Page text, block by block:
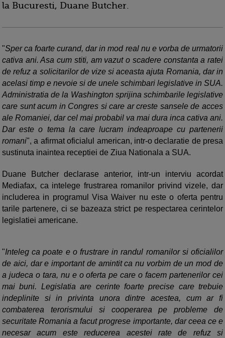
la Bucuresti, Duane Butcher.
"Sper ca foarte curand, dar in mod real nu e vorba de urmatorii
cativa ani. Asa cum stiti, am vazut o scadere constanta a ratei
de refuz a solicitarilor de vize si aceasta ajuta Romania, dar in
acelasi timp e nevoie si de unele schimbari legislative in SUA.
Administratia de la Washington sprijina schimbarile legislative
care sunt acum in Congres si care ar creste sansele de acces
ale Romaniei, dar cel mai probabil va mai dura inca cativa ani.
Dar este o tema la care lucram indeaproape cu partenerii
romani", a afirmat oficialul american, intr-o declaratie de presa
sustinuta inaintea receptiei de Ziua Nationala a SUA.
Duane Butcher declarase anterior, intr-un interviu acordat
Mediafax, ca intelege frustrarea romanilor privind vizele, dar
includerea in programul Visa Waiver nu este o oferta pentru
tarile partenere, ci se bazeaza strict pe respectarea cerintelor
legislatiei americane.
"Inteleg ca poate e o frustrare in randul romanilor si oficialilor
de aici, dar e important de amintit ca nu vorbim de un mod de
a judeca o tara, nu e o oferta pe care o facem partenerilor cei
mai buni. Legislatia are cerinte foarte precise care trebuie
indeplinite si in privinta unora dintre acestea, cum ar fi
combaterea terorismului si cooperarea pe probleme de
securitate Romania a facut progrese importante, dar ceea ce e
necesar acum este reducerea acestei rate de refuz si